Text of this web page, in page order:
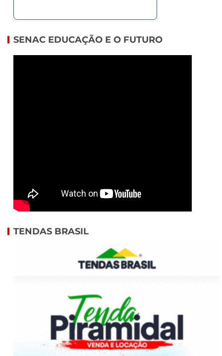
SENAC EDUCAÇÃO E O FUTURO
TENDAS BRASIL